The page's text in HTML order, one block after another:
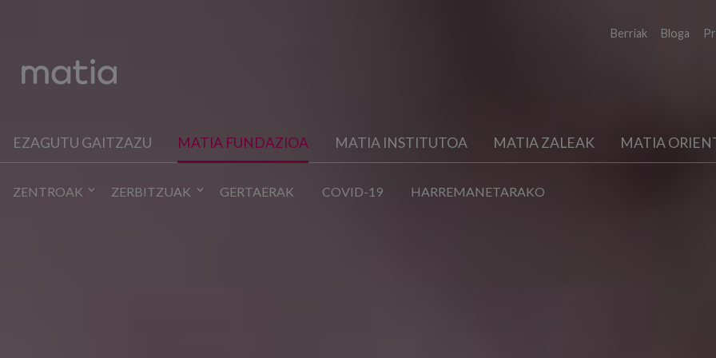
Berriak Bloga
EZAGUTU GAITZAZU MATIA FUNDAZIOA MATIA INSTITUTOA MATIA ZALEAK MATIA
ZENTROAK ZERBITZUAK GERTAERAK COVID-19 HARREMANETARAKO